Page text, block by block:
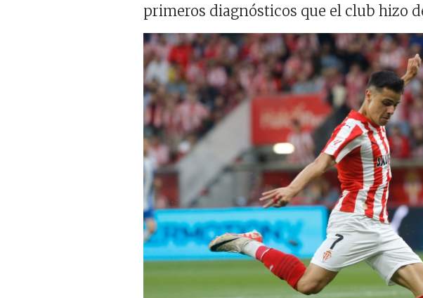
primeros diagnósticos que el club hizo
Imagen